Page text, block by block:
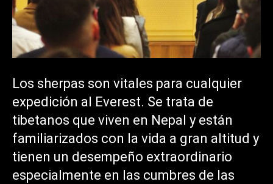
Los sherpas son vitales para cualquier
expedición al Everest. Se trata de
tibetanos que viven en Nepal y están
familiarizados con la vida a gran altitud y
tienen un desempeño extraordinario
especialmente en las cumbres de las